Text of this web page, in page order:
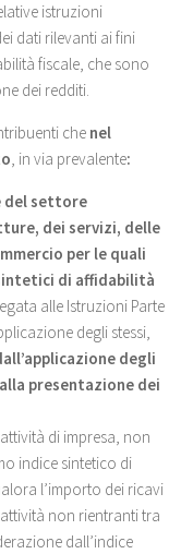
istruzioni
dati rilevanti ai fini
fiscale, che sono
dei redditi.
che nel
, in via prevalente:
del settore
dei servizi, delle
per le quali
di affidabilità
alle Istruzioni Parte
degli stessi,
degli
presentazione dei
di impresa, non
indice sintetico di
l’importo dei ricavi
non rientranti tra
dall’indice